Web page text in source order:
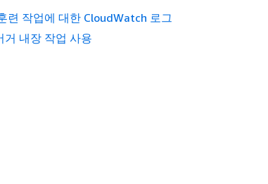
련 작업에 대한 CloudWatch 로그
거 내장 작업 사용